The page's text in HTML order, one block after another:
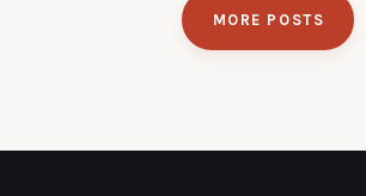
MORE POSTS